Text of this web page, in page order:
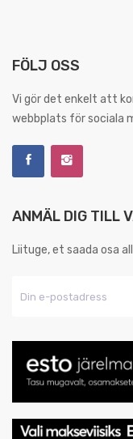
FÖLJ OSS
Vi gör det enkelt att
webbplats för sociala
ANMÄL DIG TILL
Liituge, et saada osa